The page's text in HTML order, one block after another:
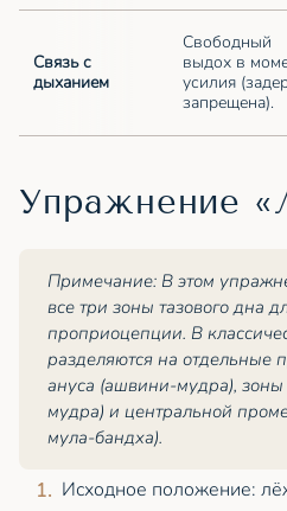
Связь с
дыханием
Свободный
выдох в
усилия
запрещена).
Упражнение
Примечание: В этом
все три зоны тазового дна
проприоцепции. В
разделяются на отдельные
ануса (ашвини-мудра),
мудра) и центральной
мула-бандха).
Исходное положение: